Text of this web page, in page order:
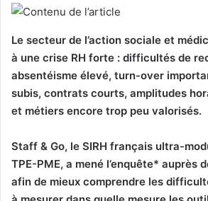
Le secteur de l’action sociale et
à une crise RH forte : difficultés de
absentéisme élevé, turn-over
subis, contrats courts, amplitudes
et métiers encore trop peu valorisés.
Staff & Go, le SIRH français ultra-
TPE-PME, a mené l’enquête* auprès
afin de mieux comprendre les